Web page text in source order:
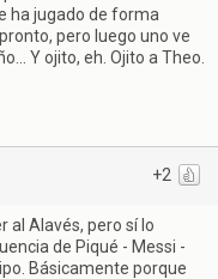
ha jugado de forma
pero luego uno ve
Y ojito, eh. Ojito a Theo.
+2
al Alavés, pero sí lo
de Piqué - Messi -
Básicamente porque